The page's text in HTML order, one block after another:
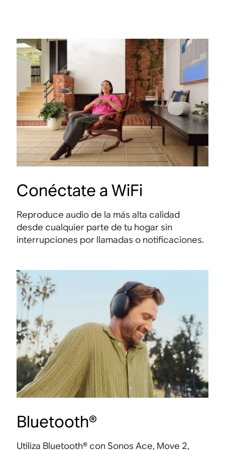
Conéctate a WiFi
Reproduce audio de la más alta calidad
desde cualquier parte de tu hogar sin
interrupciones por llamadas o notificaciones.
Bluetooth®
Utiliza Bluetooth® con Sonos Ace, Move 2,